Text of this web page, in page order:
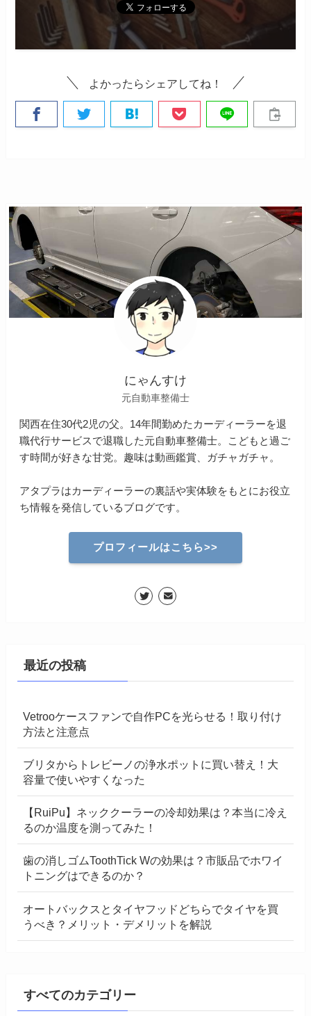
よかったらシェアしてね！
にゃんすけ
元自動車整備士
関西在住30代2児の父。14年間勤めたカーディーラーを退
職代行サービスで退職した元自動車整備士。こどもと過ご
す時間が好きな甘党。趣味は動画鑑賞、ガチャガチャ。
アタプラはカーディーラーの裏話や実体験をもとにお役立
ち情報を発信しているブログです。
プロフィールはこちら>>
最近の投稿
Vetrooケースファンで自作PCを光らせる！取り付け
方法と注意点
ブリタからトレビーノの浄水ポットに買い替え！大
容量で使いやすくなった
【RuiPu】ネッククーラーの冷却効果は？本当に冷え
るのか温度を測ってみた！
歯の消しゴムToothTick Wの効果は？市販品でホワイ
トニングはできるのか？
オートバックスとタイヤフッドどちらでタイヤを買
うべき？メリット・デメリットを解説
すべてのカテゴリー